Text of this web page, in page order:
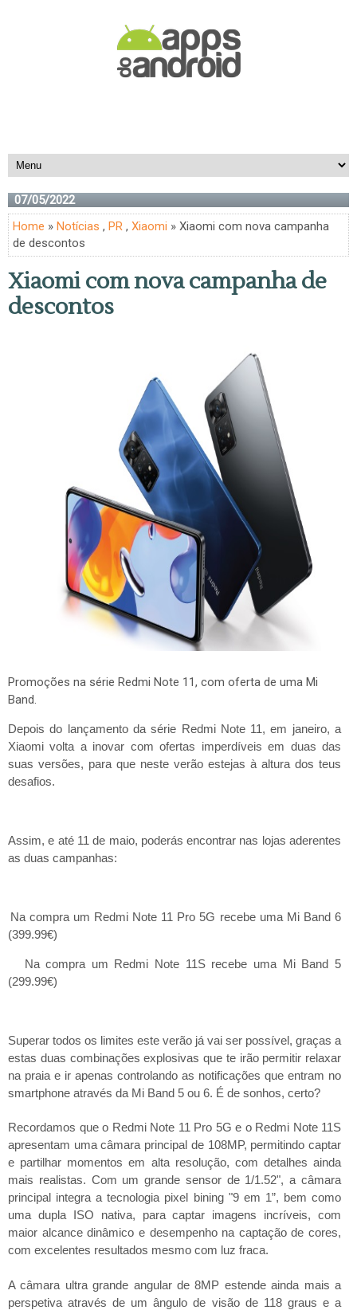
07/05/2022
Home » Notícias , PR , Xiaomi » Xiaomi com nova campanha
de descontos
Xiaomi com nova campanha de
descontos
Promoções na série Redmi Note 11, com oferta de uma Mi
Band.
Depois do lançamento da série Redmi Note 11, em janeiro, a
Xiaomi volta a inovar com ofertas imperdíveis em duas das
suas versões, para que neste verão estejas à altura dos teus
desafios.
Assim, e até 11 de maio, poderás encontrar nas lojas aderentes
as duas campanhas:
Na compra um Redmi Note 11 Pro 5G recebe uma Mi Band 6
(399.99€)
Na compra um Redmi Note 11S recebe uma Mi Band 5
(299.99€)
Superar todos os limites este verão já vai ser possível, graças a
estas duas combinações explosivas que te irão permitir relaxar
na praia e ir apenas controlando as notificações que entram no
smartphone através da Mi Band 5 ou 6. É de sonhos, certo?
Recordamos que o Redmi Note 11 Pro 5G e o Redmi Note 11S
apresentam uma câmara principal de 108MP, permitindo captar
e partilhar momentos em alta resolução, com detalhes ainda
mais realistas. Com um grande sensor de 1/1.52", a câmara
principal integra a tecnologia pixel bining "9 em 1”, bem como
uma dupla ISO nativa, para captar imagens incríveis, com
maior alcance dinâmico e desempenho na captação de cores,
com excelentes resultados mesmo com luz fraca.
A câmara ultra grande angular de 8MP estende ainda mais a
perspetiva através de um ângulo de visão de 118 graus e a